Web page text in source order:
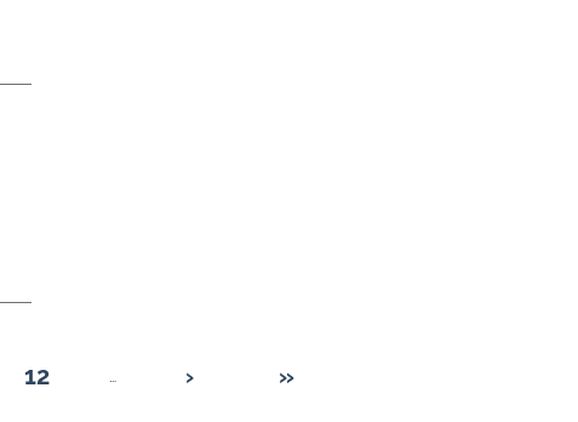
12 … › »